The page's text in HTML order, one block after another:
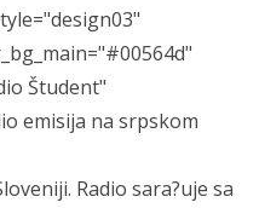
Študent"
emisija na srpskom
Radio sara?uje sa